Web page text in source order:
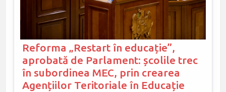
Reforma „Restart în educație”,
aprobată de Parlament: școlile trec
în subordinea MEC, prin crearea
Agențiilor Teritoriale în Educație